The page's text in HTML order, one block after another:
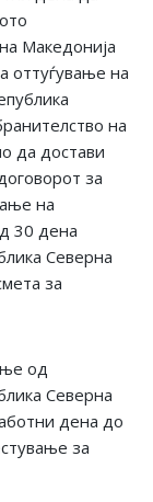
Македонија
оттуѓување на
на
да достави
за
на
30 дена
Северна
за
од
Северна
дена до
за